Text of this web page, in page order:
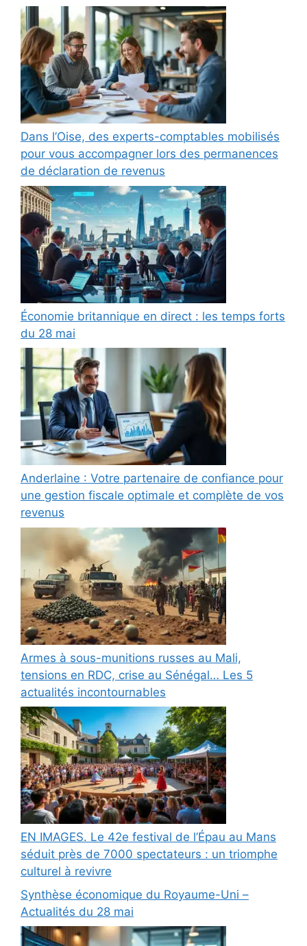
Dans l’Oise, des experts-comptables mobilisés
pour vous accompagner lors des permanences
de déclaration de revenus
Économie britannique en direct : les temps forts
du 28 mai
Anderlaine : Votre partenaire de confiance pour
une gestion fiscale optimale et complète de vos
revenus
Armes à sous-munitions russes au Mali,
tensions en RDC, crise au Sénégal… Les 5
actualités incontournables
EN IMAGES. Le 42e festival de l’Épau au Mans
séduit près de 7000 spectateurs : un triomphe
culturel à revivre
Synthèse économique du Royaume-Uni –
Actualités du 28 mai